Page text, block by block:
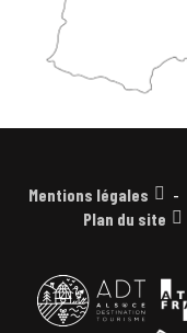
Mentions légales
Plan du site